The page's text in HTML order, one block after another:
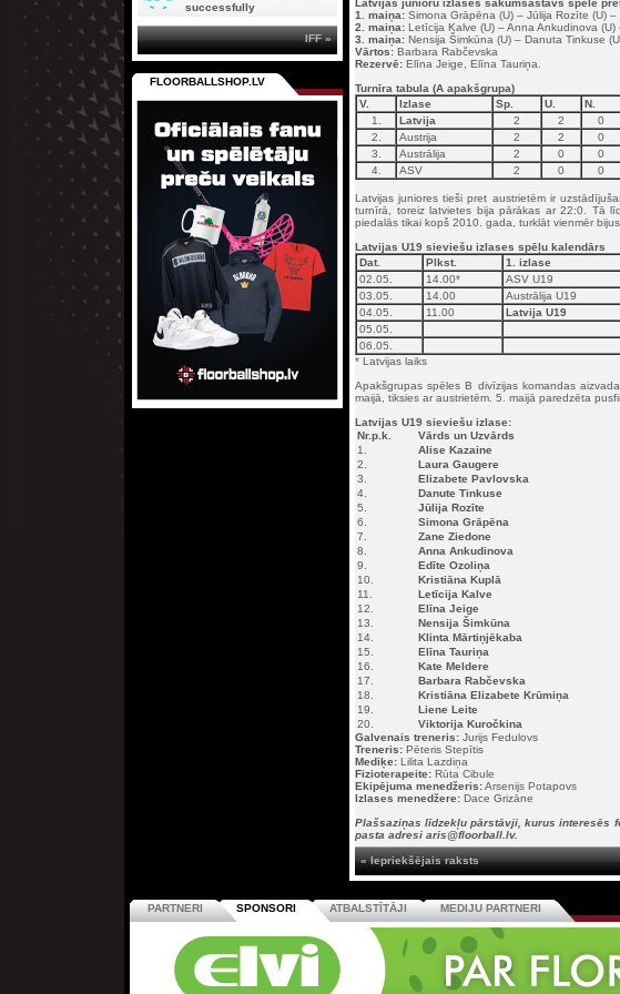
Latvijas junioru izlases sākumsastāvs spēlē
1. maiņa: Simona Grāpēna (U) – Jūlija Rozīte (U)
2. maiņa: Letīcija Kalve (U) – Anna Ankudinova
3. maiņa: Nensija Šimkūna (U) – Danuta Tinkuse
Vārtos: Barbara Rabčevska
Rezervē: Elīna Jeige, Elīna Tauriņa.
Turnīra tabula (A apakšgrupa)
V.
Izlase Sp. U. N.
1.
Latvija 2 2 0
2.
Austrija 2 2 0
3.
Austrālija 2 0 0
4.
ASV 2 0 0
Latvijas juniores tieši pret austrietēm ir
turnīrā, toreiz latvietes bija pārākas ar 22:0. Tā
piedalās tikai kopš 2010. gada, turklāt vienmēr
Latvijas U19 sieviešu izlases spēļu kalendārs
Dat.
Plkst. 1. izlase
02.05.
14.00* ASV U19
03.05.
14.00 Austrālija U19
04.05.
11.00 Latvija U19
05.05.
06.05.
* Latvijas laiks
Apakšgrupas spēles B divīzijas komandas
maijā, tiksies ar austrietēm. 5. maijā paredzēta
Latvijas U19 sieviešu izlase:
Nr.p.k.
Vārds un Uzvārds
1.
Alise Kazaine
2.
Laura Gaugere
3.
Elizabete Pavlovska
4.
Danute Tinkuse
5.
Jūlija Rozīte
6.
Simona Grāpēna
7.
Zane Ziedone
8.
Anna Ankudinova
9.
Edīte Ozoliņa
10.
Kristiāna Kuplā
11.
Letīcija Kalve
12.
Elīna Jeige
13.
Nensija Šimkūna
14.
Klinta Mārtiņjēkaba
15.
Elīna Tauriņa
16.
Kate Meldere
17.
Barbara Rabčevska
18.
Kristiāna Elizabete Krūmiņa
19.
Liene Leite
20.
Viktorija Kuročkina
Galvenais treneris: Jurijs Fedulovs
Treneris: Pēteris Stepītis
Mediķe: Lilita Lazdiņa
Fizioterapeite: Rūta Cibule
Ekipējuma menedžeris:Arsenijs Potapovs
Izlases menedžere: Dace Grizāne
Plašsaziņas līdzekļu pārstāvji, kurus interesēs
pasta adresi aris@floorball.lv.
« Iepriekšējais raksts
successfully
IFF »
FLOORBALLSHOP.LV
PARTNERI SPONSORI ATBALSTĪTĀJI MEDIJU PARTNERI